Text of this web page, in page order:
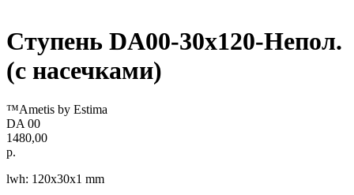
Ступень DA00-30x120-Непол.
(с насечками)
™Ametis by Estima
DA 00
1480,00
р.
lwh: 120x30x1 mm